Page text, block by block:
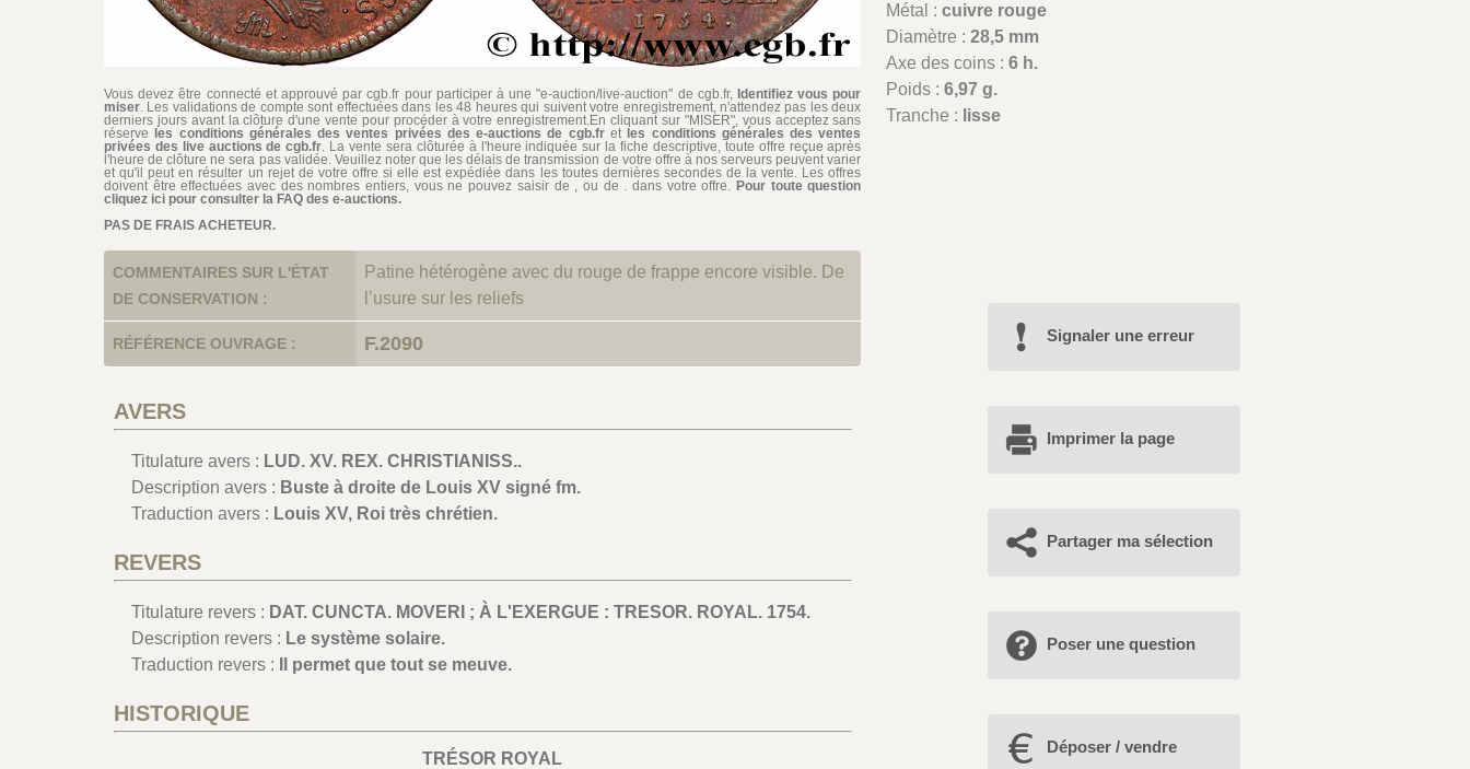
Vous devez être connecté et approuvé par cgb.fr pour participer à une "e-auction/live-auction" de cgb.fr, Identifiez vous pour
miser . Les validations de compte sont effectuées dans les 48 heures qui suivent votre enregistrement, n'attendez pas les deux
derniers jours avant la clôture d'une vente pour procéder à votre enregistrement.En cliquant sur "MISER", vous acceptez sans
réserve les conditions générales des ventes privées des e-auctions de cgb.fret les conditions générales des ventes
privées des live auctions de cgb.fr . La vente sera clôturée à l'heure indiquée sur la fiche descriptive, toute offre reçue après
l'heure de clôture ne sera pas validée. Veuillez noter que les délais de transmission de votre offre à nos serveurs peuvent varier
et qu'il peut en résulter un rejet de votre offre si elle est expédiée dans les toutes dernières secondes de la vente. Les offres
doivent être effectuées avec des nombres entiers, vous ne pouvez saisir de , ou de . dans votre offre.Pour toute question
cliquez ici pour consulter la FAQ des e-auctions.
PAS DE FRAIS ACHETEUR.
Métal :cuivre rouge
Diamètre :28,5 mm
Axe des coins :6 h.
Poids :6,97 g.
Tranche : lisse
COMMENTAIRES SUR L'ÉTAT
DE CONSERVATION :
Patine hétérogène avec du rouge de frappe encore visible. De
l’usure sur les reliefs
RÉFÉRENCE OUVRAGE : F.2090
AVERS
Titulature avers : LUD. XV. REX. CHRISTIANISS..
Description avers : Buste à droite de Louis XV signé fm.
Traduction avers : Louis XV, Roi très chrétien.
REVERS
Titulature revers : DAT. CUNCTA. MOVERI ; À L'EXERGUE : TRESOR. ROYAL. 1754.
Description revers : Le système solaire.
Traduction revers :
Il permet que tout se meuve.
HISTORIQUE
TRÉSOR ROYAL
Signaler une erreur
Imprimer la page
Partager ma sélection
Poser une question
Déposer / vendre